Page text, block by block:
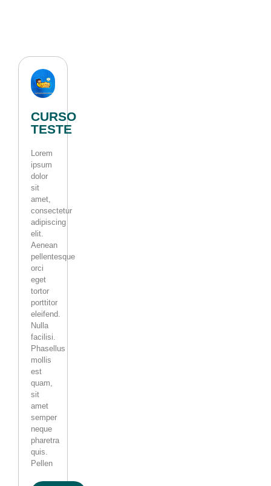
CURSO
TESTE
Lorem
ipsum
dolor
sit
amet,
consectetur
adipiscing
elit.
Aenean
pellentesque
orci
eget
tortor
porttitor
eleifend.
Nulla
facilisi.
Phasellus
mollis
est
quam,
sit
amet
semper
neque
pharetra
quis.
Pellen